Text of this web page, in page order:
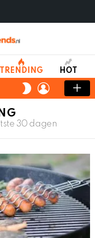
TRENDING HOT
SWITCH
SKIN
LOGIN
30 dagen